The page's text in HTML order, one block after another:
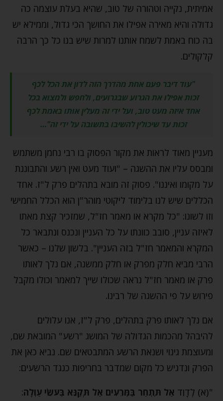
אמיתית, נקייה וטהורה של טוב, שהיא בעלת עוצמה כה
גדולה והיא מאירה אפילו את החושך הכי גדול, וממילא יש
בה כוח באמת לשמח אותנו למרות שיש בנו כל כך הרבה
קלקולים.
"עוד דיבר פעם אחת מהדרך הזה לדון את הכל לכף
זכות אפילו את הגרוע שבגרועים, ולחפש ולמצוא בכל
אחד איזה מעט טוב, ועל ידי זה מעלין אותו באמת לכף
זכות עד שיכולין להשיבו בתשובה על ידי זה"…
מעניין מאוד לראות את מקור הפסוק בו רבי נחמן משתמש
ומבסס עליו את ההשגה – "ועוד מעט ואין רשע והתבוננת
על מקומו ואיננו". פסוק זה מובא בתהלים פרק ל"ז. אחד
הכללים שיש לנו בלימוד ליקוטי מוהר"ן הוא הכלל החמישי
וזו לשונו: "כל מקרא או מאמר חז"ל, שמזכיר קצת מאתו
לאיזה עניין, סובב כוונתו על כל העניין ונכנס ונתבאר כל
המקרא והמאמר חז"ל בזה העניין". בלשון שלנו – כאשר
הרבי מביא חלק מפרק או חלק ממשנה, אם נלך לאותו
פרק או מאמר חז"ל נראה שכולו שייך למאמר וכולו מקבל
פירוש על פי ההשגה של רבינו.
אם נלך לאותו פרק בתהלים, פרק ל"ז, אנו עלולים
להיבהל מהכמות הגדולה של המושג "רשע" המובאת שם,
ומעוצמת גינוי ושנאת הרשע המתבטאים שם. נביא כאן את
הפרק ונדגיש כל מקום שמדבר בחריפות כנגד הרשעים:
"(א) לְדָוִד אַל תִּתְחַר בַּמְּרֵעִים אַל תְּקַנֵּא בְּעֹשֵׂי עַוְלָה: